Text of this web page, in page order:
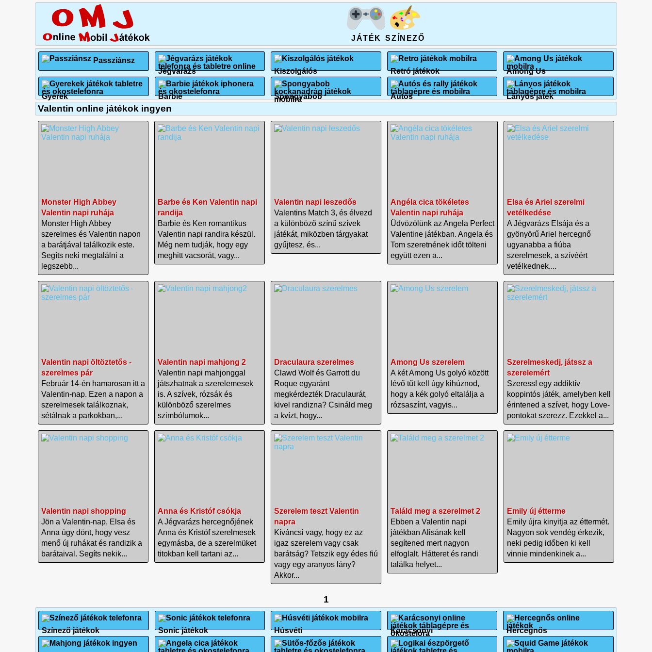
JÁTÉK SZÍNEZŐ
Passziánsz
Jégvarázs
Kiszolgálós Retró játékok Among Us
Gyerek Barbie Spongyabob Autós Lányos játék
Valentin online játékok ingyen
Monster High Abbey
Valentin napi ruhája
Monster High Abbey
szerelmes és Valentin napon
a barátjával találkozik este.
Segíts neki megtalálni a
legszebb...
Barbe és Ken Valentin napi
randija
Barbie és Ken romantikus
Valentin napi randira készül.
Még nem tudják, hogy egy
meghitt vacsorát, vagy...
Valentin napi leszedős
Valentins Match 3, és élvezd
a különböző színű szívek
játékát, miközben tárgyakat
gyűjtesz, és...
Angéla cica tökéletes
Valentin napi ruhája
Üdvözölünk az Angela Perfect
Valentine játékban. Angela és
Tom szeretnének időt tölteni
együtt ezen a...
Elsa és Ariel szerelmi
vetélkedése
A Jégvarázs Elsája és a
gyönyörű Ariel hercegnő
ugyanabba a fiúba
szerelmesek, a szívéért
vetélkednek....
Valentin napi öltöztetős -
szerelmes pár
Február 14-én hamarosan itt a
Valentin-nap. Ezen a napon a
szerelmesek találkoznak,
sétálnak a parkokban,...
Valentin napi mahjong 2
Valentin napi mahjonggal
játszhatnak a szerelemesek
is. A szívek, rózsák és
különböző szerelmes
szimbólumok...
Draculaura szerelmes
Clawd Wolf és Garrott du
Roque egyaránt
megkérdezték Draculaurát,
kivel randizna? Csináld meg
a kvízt, hogy...
Among Us szerelem
A két Among Us golyó között
lévő tűt kell úgy kihúznod,
hogy a kék golyó eltalálja a
rózsaszínt, vagyis...
Szerelmeskedj, játssz a
szerelemért
Szeress! egy addiktív
koppintós játék, amelyben kell
érintened a szívet, hogy Love-
pontokat szerezz. Ezekkel a...
Valentin napi shopping
Jön a Valentin-nap, Elsa és
Anna úgy dönt, hogy vesz
menő új ruhákat és randizik a
barátaival. Segíts nekik...
Anna és Kristóf csókja
A Jégvarázs hercegnőjének
Anna és Kristóf szerelmesek
egymásba, de a szerelmüket
titokban kell tartani az...
Szerelem teszt Valentin
napra
Kíváncsi vagy, hogy ez az
igaz szerelem vagy csak
barátság? Tetszik egy édes fiú
vagy egy aranyos lány?
Akkor...
Találd meg a szerelmet 2
Ebben a Valentin napi
játékban Alisának kell
segítened mert nagyon
elfoglalt. Hátteret és randi
találka helyet...
Emily új étterme
Emily újra kinyitja az éttermét.
Nagyon sok vendég érkezik,
neki pedig időben ki kell
vinnie mindenkinek a...
1
Színező játékok Sonic játékok Húsvéti Karácsonyi Hercegnős